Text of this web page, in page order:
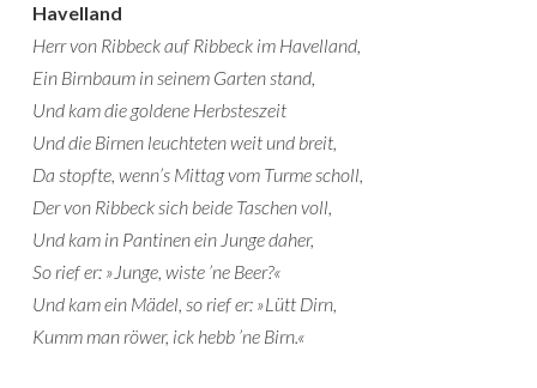
Havelland
Herr von Ribbeck auf Ribbeck im Havelland,
Ein Birnbaum in seinem Garten stand,
Und kam die goldene Herbsteszeit
Und die Birnen leuchteten weit und breit,
Da stopfte, wenn’s Mittag vom Turme scholl,
Der von Ribbeck sich beide Taschen voll,
Und kam in Pantinen ein Junge daher,
So rief er: »Junge, wiste ’ne Beer?«
Und kam ein Mädel, so rief er: »Lütt Dirn,
Kumm man röwer, ick hebb ’ne Birn.«